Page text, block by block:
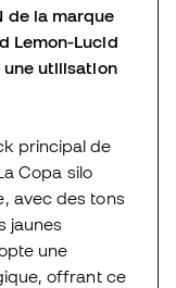
de la marque
Lemon-Lucid
une utilisation
principal de
Copa silo
avec des tons
jaunes
une
offrant ce